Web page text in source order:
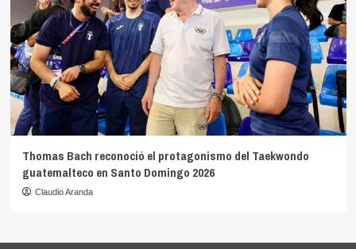
Thomas Bach reconoció el protagonismo del Taekwondo
guatemalteco en Santo Domingo 2026
Claudio Aranda